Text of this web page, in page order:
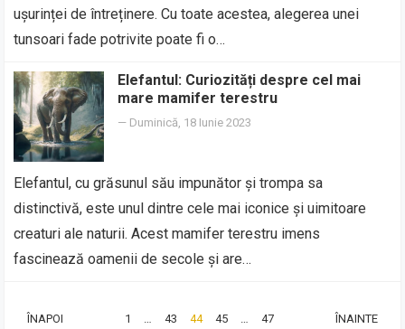
ușurinței de întreținere. Cu toate acestea, alegerea unei
tunsoari fade potrivite poate fi o…
Elefantul: Curiozități despre cel mai
mare mamifer terestru
— Duminică, 18 Iunie 2023
Elefantul, cu grăsunul său impunător și trompa sa
distinctivă, este unul dintre cele mai iconice și uimitoare
creaturi ale naturii. Acest mamifer terestru imens
fascinează oamenii de secole și are…
PAGINAȚIE
ÎNAPOI 1 … 43 44 45 … 47 ÎNAINTE